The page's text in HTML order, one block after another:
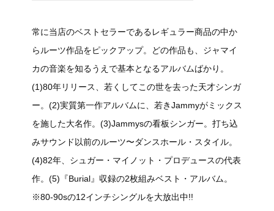
常に当店のベストセラーであるレギュラー商品の中か
らルーツ作品をピックアップ。どの作品も、ジャマイ
カの音楽を知るうえで基本となるアルバムばかり。
(1)80年リリース、若くしてこの世を去った天才シンガ
ー。(2)実質第一作アルバムに、若きJammyがミックス
を施した大名作。(3)Jammysの看板シンガー。打ち込
みサウンド以前のルーツ〜ダンスホール・スタイル。
(4)82年、シュガー・マイノット・プロデュースの代表
作。(5)『Burial』収録の2枚組みベスト・アルバム。
※80-90sの12インチシングルを大放出中!!